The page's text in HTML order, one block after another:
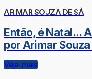
ARIMAR SOUZA DE SÁ
Então, é Natal...
por Arimar Souza
Veja mais